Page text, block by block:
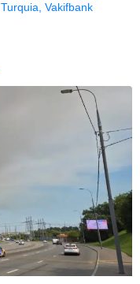
Turquia Vakifbank